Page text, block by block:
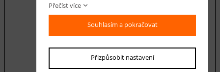
Přečíst více
Souhlasím a pokračovat
Přizpůsobit nastavení